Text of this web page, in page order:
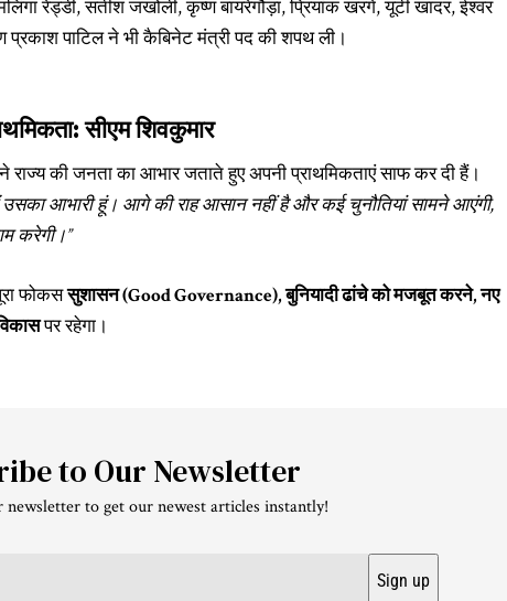
रेड्डी, सतीश जखोली, कृष्ण बायरेगौड़ा, प्रियांक खरगे, यूटी खादर, ईश्वर
प्रकाश पाटिल ने भी कैबिनेट मंत्री पद की शपथ ली।
सीएम शिवकुमार
की जनता का आभार जताते हुए अपनी प्राथमिकताएं साफ कर दी हैं।
उसका आभारी हूं। आगे की राह आसान नहीं है और कई चुनौतियां सामने आएंगी,
करेगी।”
फोकससुशासन (Good Governance), बुनियादी ढांचे को मजबूत करने, नए
पर रहेगा।
to Our Newsletter
newsletter to get our newest articles instantly!